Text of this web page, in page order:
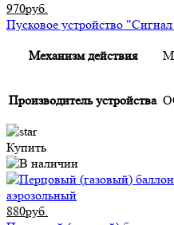
970руб.
Пусковое устройство
Механизм действия
Производитель устройства
Купить
880руб.